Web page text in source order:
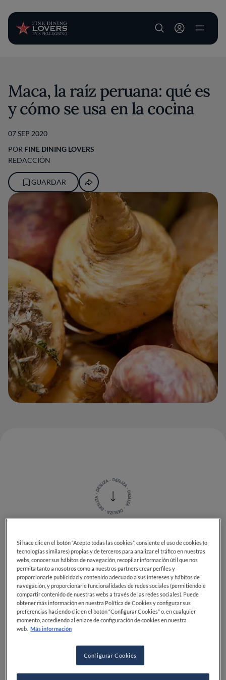
User account
Maca, la raíz peruana: qué es
y cómo se usa en la cocina
07 SEP 2020
POR FINE DINING LOVERS
REDACCIÓN
GUARDAR
Una raíz que viene de lejos y de lo alto: hablamos de
maca, una raíz peruanaque crece solo en altura,
entre los 2000 y los 4000 metros sobre el nivel de mar.
No es casualidad que su madre patria sean los Andes,
aunque se cultiva también en Bolivia y Ecuador, y
desde hace algún tiempo se comenzó a producir en
Qiaojia, condado de la provincia china de Yunnan,
donde las montañas llegan a los 4000 metros de
La maca se consume desde los tiempos de los incas, y
sigue siendo aún hoy un alimento (uno de los pocos
Si hace clic en el botón “Acepto todas las cookies”, consiente el uso de cookies (o
tecnologías similares) propias y de terceros para analizar el tráfico en nuestras
webs, conocer sus hábitos de navegación, recopilar información útil que nos
permita tanto a nosotros como a nuestros partners crear perfiles y
proporcionarle publicidad y contenido adecuado a sus intereses y hábitos de
navegación, y proporcionarle funcionalidades de redes sociales (permitiéndole
compartir contenido de nuestras webs a través de las redes sociales). Puede
obtener más información en nuestra Política de Cookies y configurar sus
preferencias haciendo clic en el botón “Configurar Cookies” o, en cualquier
momento, accediendo al enlace de configuración de cookies en nuestra
web. Más información
Configurar Cookies